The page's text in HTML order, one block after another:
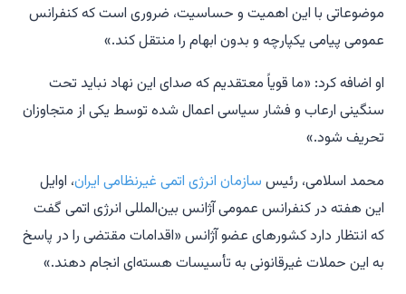
موضوعاتی با این اهمیت و حساسیت، ضروری است که کنفرانس
عمومی پیامی یکپارچه و بدون ابهام را منتقل کند.»
او اضافه کرد: «ما قویاً معتقدیم که صدای این نهاد نباید تحت
سنگینی ارعاب و فشار سیاسی اعمال شده توسط یکی از متجاوزان
تحریف شود.»
محمد اسلامی، رئیس سازمان انرژی اتمی غیرنظامی ایران، اوایل
این هفته در کنفرانس عمومی آژانس بین‌المللی انرژی اتمی گفت
که انتظار دارد کشورهای عضو آژانس «اقدامات مقتضی را در پاسخ
به این حملات غیرقانونی به تأسیسات هسته‌ای انجام دهند.»